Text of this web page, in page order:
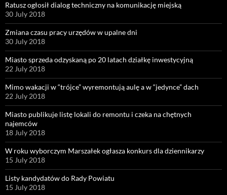
Ratusz ogłosił dialog techniczny na komunikację miejską
30 July 2018
Zmiana czasu pracy urzędów w upalne dni
30 July 2018
Miasto sprzeda odzyskaną po 20 latach działkę inwestycyjną
22 July 2018
Mimo wakacji w “trójce” wyremontują aulę a w “jedynce” dach
22 July 2018
Miasto publikuje listę lokali do remontu i czeka na chętnych
najemców
18 July 2018
W roku wyborczym Marszałek ogłasza konkurs dla dziennikarzy
15 July 2018
Listy kandydatów do Rady Powiatu
15 July 2018